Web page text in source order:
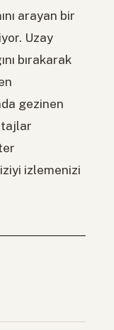
arayan bir
Uzay
bırakarak
gezinen
izlemenizi